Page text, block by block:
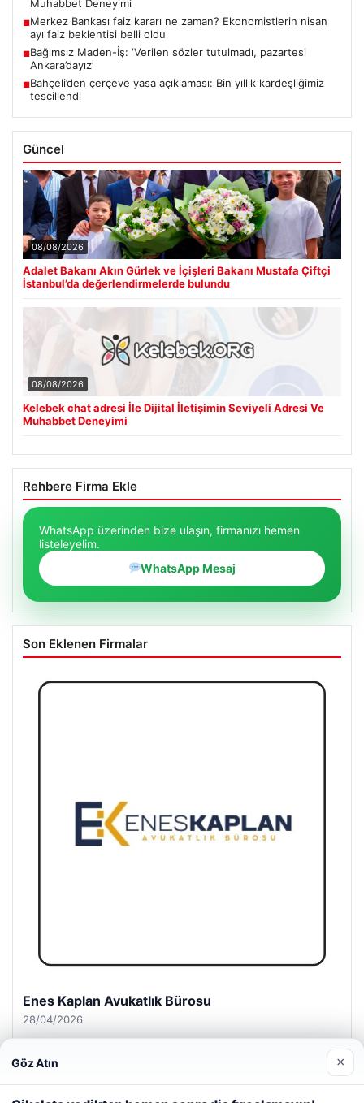
Muhabbet Deneyimi
■Merkez Bankası faiz kararı ne zaman? Ekonomistlerin nisan
ayı faiz beklentisi belli oldu
■Bağımsız Maden-İş: ‘Verilen sözler tutulmadı, pazartesi
Ankara’dayız’
■Bahçeli’den çerçeve yasa açıklaması: Bin yıllık kardeşliğimiz
tescillendi
Güncel
08/08/2026
Adalet Bakanı Akın Gürlek ve İçişleri Bakanı Mustafa Çiftçi
İstanbul’da değerlendirmelerde bulundu
08/08/2026
Kelebek chat adresi İle Dijital İletişimin Seviyeli Adresi Ve
Muhabbet Deneyimi
Rehbere Firma Ekle
WhatsApp üzerinden bize ulaşın, firmanızı hemen
listeleyelim.
WhatsApp Mesaj
Son Eklenen Firmalar
Enes Kaplan Avukatlık Bürosu
28/04/2026
Göz Atın ×